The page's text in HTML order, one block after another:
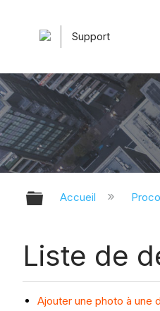
Support
Développer/
Accueil
Liste de
Ajouter une photo à une